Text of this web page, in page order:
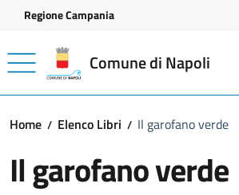
Vai ai contenuti
Vai al footer
Regione Campania
Comune di Napoli
Home Elenco Libri Il garofano verde
Il garofano verde